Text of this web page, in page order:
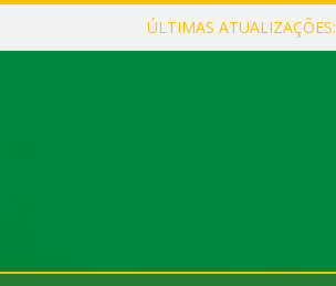
ÚLTIMAS ATUALIZAÇÕES: